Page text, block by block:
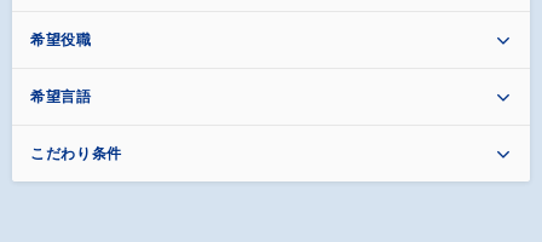
希望役職
希望言語
こだわり条件